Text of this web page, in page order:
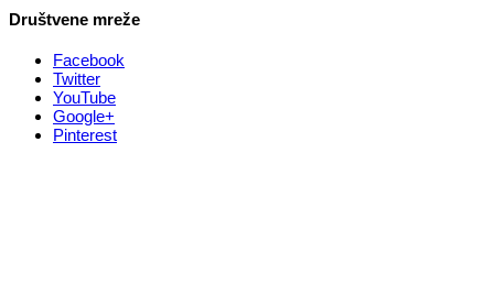
Društvene mreže
Facebook
Twitter
YouTube
Google+
Pinterest